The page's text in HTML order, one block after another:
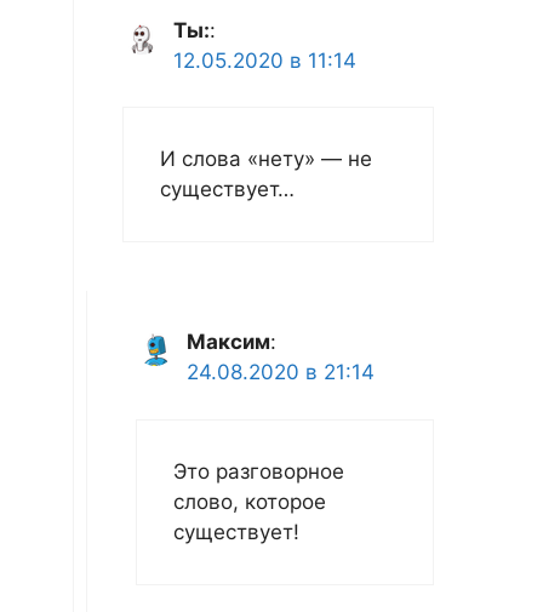
Ты::
12.05.2020 в 11:14
И слова «нету» — не
существует…
Максим:
24.08.2020 в 21:14
Это разговорное
слово, которое
существует!